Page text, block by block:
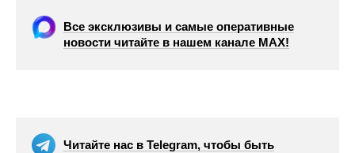
Все эксклюзивы и самые оперативные
новости читайте в нашем канале МАХ!
Читайте нас в Telegram, чтобы быть